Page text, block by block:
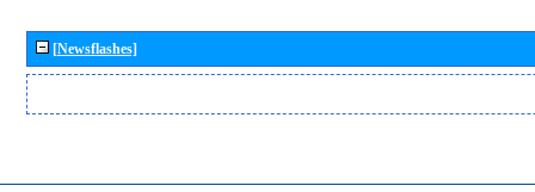
[Newsflashes]